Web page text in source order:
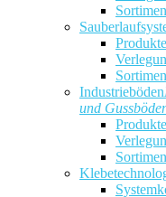
Industrieböden
und